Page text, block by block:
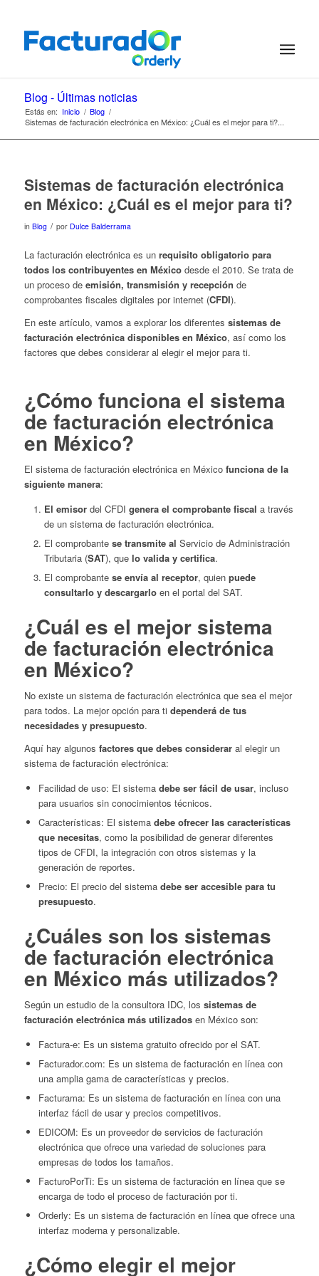
Blog - Últimas noticias
Estás en: Inicio / Blog /
Sistemas de facturación electrónica en México: ¿Cuál es el mejor para ti?...
Sistemas de facturación electrónica
en México: ¿Cuál es el mejor para ti?
in Blog / por Dulce Balderrama
La facturación electrónica es un requisito obligatorio para
todos los contribuyentes en Méxicodesde el 2010. Se trata de
un proceso de emisión, transmisión y recepción de
comprobantes fiscales digitales por internet (CFDI).
En este artículo, vamos a explorar los diferentes sistemas de
facturación electrónica disponibles en México, así como los
factores que debes considerar al elegir el mejor para ti.
¿Cómo funciona el sistema
de facturación electrónica
en México?
El sistema de facturación electrónica en México funciona de la
siguiente manera:
El emisordel CFDI genera el comprobante fiscal a través
de un sistema de facturación electrónica.
El comprobante se transmite al Servicio de Administración
Tributaria (SAT), que lo valida y certifica.
El comprobante se envía al receptor, quienpuede
consultarlo y descargarloen el portal del SAT.
¿Cuál es el mejor sistema
de facturación electrónica
en México?
No existe un sistema de facturación electrónica que sea el mejor
para todos. La mejor opción para ti dependerá de tus
necesidades y presupuesto.
Aquí hay algunos factores que debes consideraral elegir un
sistema de facturación electrónica:
Facilidad de uso: El sistema debe ser fácil de usar, incluso
para usuarios sin conocimientos técnicos.
Características: El sistema debe ofrecer las características
que necesitas, como la posibilidad de generar diferentes
tipos de CFDI, la integración con otros sistemas y la
generación de reportes.
Precio: El precio del sistemadebe ser accesible para tu
presupuesto.
¿Cuáles son los sistemas
de facturación electrónica
en México más utilizados?
Según un estudio de la consultora IDC, los sistemas de
facturación electrónica más utilizadosen México son:
Factura-e: Es un sistema gratuito ofrecido por el SAT.
Facturador.com: Es un sistema de facturación en línea con
una amplia gama de características y precios.
Facturama: Es un sistema de facturación en línea con una
interfaz fácil de usar y precios competitivos.
EDICOM: Es un proveedor de servicios de facturación
electrónica que ofrece una variedad de soluciones para
empresas de todos los tamaños.
FacturoPorTi: Es un sistema de facturación en línea que se
encarga de todo el proceso de facturación por ti.
Orderly: Es un sistema de facturación en línea que ofrece una
interfaz moderna y personalizable.
¿Cómo elegir el mejor